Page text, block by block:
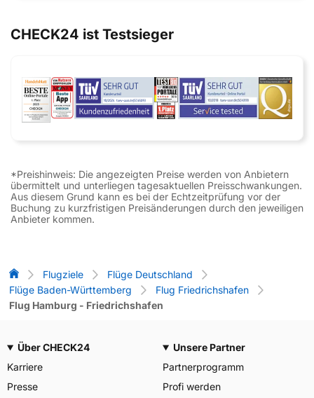
CHECK24 ist Testsieger
*Preishinweis: Die angezeigten Preise werden von Anbietern
übermittelt und unterliegen tagesaktuellen Preisschwankungen.
Aus diesem Grund kann es bei der Echtzeitprüfung vor der
Buchung zu kurzfristigen Preisänderungen durch den jeweiligen
Anbieter kommen.
Flug-Vergleich
Flugziele
Flüge Deutschland
Flüge Baden-Württemberg
Flug Friedrichshafen
Flug Hamburg - Friedrichshafen
Über CHECK24
Karriere
Presse
Unsere Partner
Partnerprogramm
Profi werden